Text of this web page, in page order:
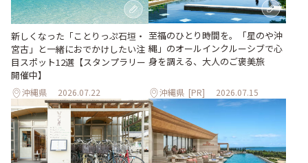
新しくなった「ことりっぷ石垣・
宮古」と一緒におでかけしたい注
目スポット12選【スタンプラリー
開催中】
沖縄県 2026.07.22
至福のひとり時間を。「星のや沖
縄」のオールインクルーシブで心
身を調える、大人のご褒美旅
沖縄県 [PR] 2026.07.15